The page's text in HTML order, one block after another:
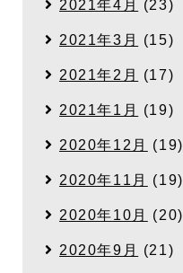
2021年4月 (23)
2021年3月 (15)
2021年2月 (17)
2021年1月 (19)
2020年12月 (19)
2020年11月 (19)
2020年10月 (20)
2020年9月 (21)